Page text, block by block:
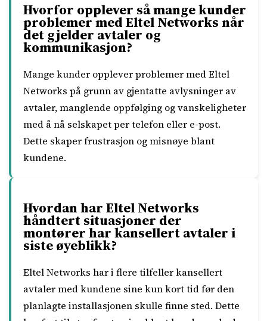
Hvorfor opplever så mange kunder
problemer med Eltel Networks når
det gjelder avtaler og
kommunikasjon?
Mange kunder opplever problemer med Eltel
Networks på grunn av gjentatte avlysninger av
avtaler, manglende oppfølging og vanskeligheter
med å nå selskapet per telefon eller e-post.
Dette skaper frustrasjon og misnøye blant
kundene.
Hvordan har Eltel Networks
håndtert situasjoner der
montører har kansellert avtaler i
siste øyeblikk?
Eltel Networks har i flere tilfeller kansellert
avtaler med kundene sine kun kort tid før den
planlagte installasjonen skulle finne sted. Dette